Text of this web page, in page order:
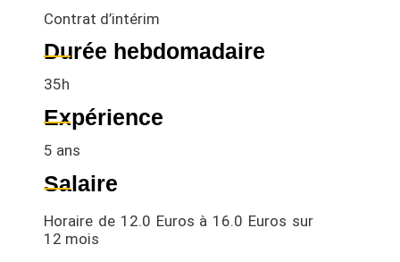
Contrat d’intérim
Durée hebdomadaire
35h
Expérience
5 ans
Salaire
Horaire de 12.0 Euros à 16.0 Euros sur
12 mois